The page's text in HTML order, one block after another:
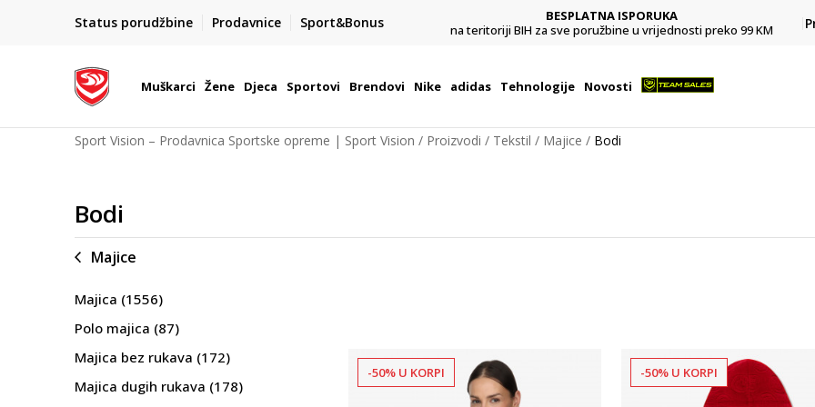
Status porudžbine Prodavnice Sport&Bonus
POZOVITE NAS NA : 055/490-400
Pon-Pet od 9h - 16h
BESPLATNA ISPORUKA
na teritoriji BIH za sve poružbine u vrijednosti preko 99 KM
Muškarci Žene Djeca Sportovi Brendovi Nike adidas Tehnologije Novosti
Sport Vision – Prodavnica Sportske opreme | Sport Vision Proizvodi Tekstil Majice Bodi
Bodi
Majice
Majica (1556)
Polo majica (87)
Majica bez rukava (172)
Majica dugih rukava (178)
-50% U KORPI -50% U KORPI